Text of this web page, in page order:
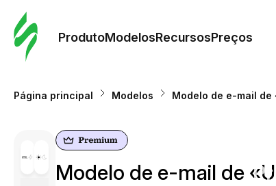
ProdutoModelosRecursosPreços
Página principal Modelos Modelo de e-mail
Modelo de e-mail de